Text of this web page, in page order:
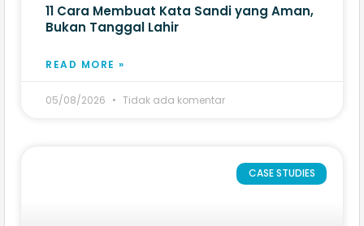
11 Cara Membuat Kata Sandi yang Aman,
Bukan Tanggal Lahir
READ MORE »
05/08/2026 Tidak ada komentar
CASE STUDIES